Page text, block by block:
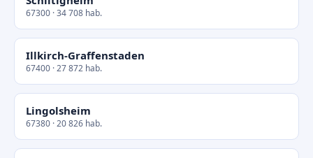
67300 · 34 708 hab.
Illkirch-Graffenstaden
67400 · 27 872 hab.
Lingolsheim
67380 · 20 826 hab.